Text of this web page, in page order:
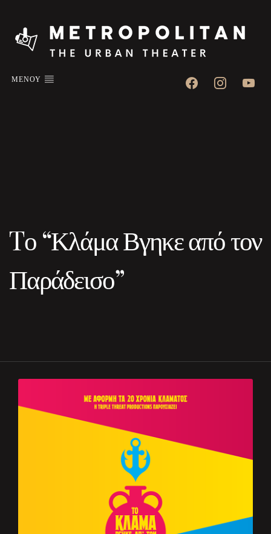
ΜΕΝΟΥ facebookinstagramyoutube
Tο “Κλάμα Βγηκε από τον
Παράδεισο”